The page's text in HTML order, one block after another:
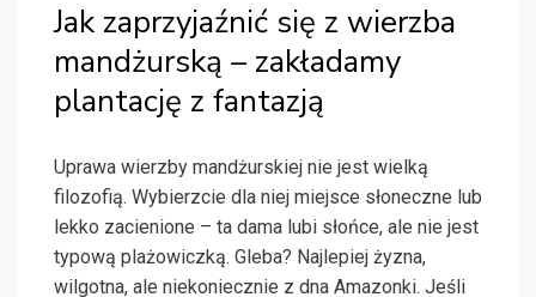
Jak zaprzyjaźnić się z wierzba
mandżurską – zakładamy
plantację z fantazją
Uprawa wierzby mandżurskiej nie jest wielką
filozofią. Wybierzcie dla niej miejsce słoneczne lub
lekko zacienione – ta dama lubi słońce, ale nie jest
typową plażowiczką. Gleba? Najlepiej żyzna,
wilgotna, ale niekoniecznie z dna Amazonki. Jeśli